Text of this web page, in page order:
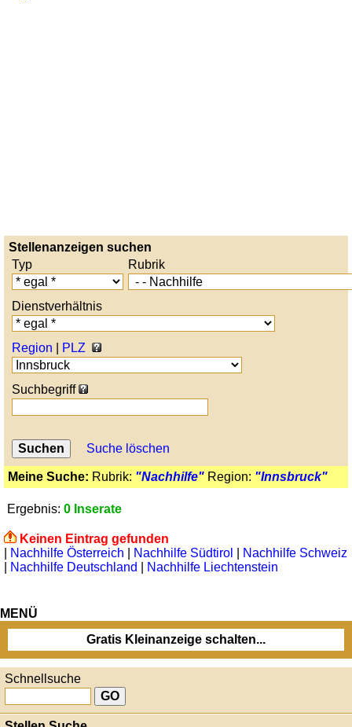
Stellenanzeigen suchen
Typ
Rubrik
Dienstverhältnis
Region PLZ
Suchbegriff
Suche löschen
Meine Suche: Rubrik: "Nachhilfe" Region: "Innsbruck"
Ergebnis: 0 Inserate
Keinen Eintrag gefunden
Nachhilfe Österreich Nachhilfe Südtirol
Nachhilfe Schweiz
Nachhilfe Deutschland Nachhilfe Liechtenstein
MENÜ
Gratis Kleinanzeige schalten...
Schnellsuche